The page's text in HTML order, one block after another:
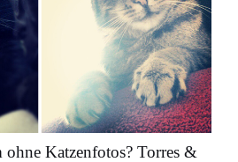
ohne Katzenfotos? Torres &